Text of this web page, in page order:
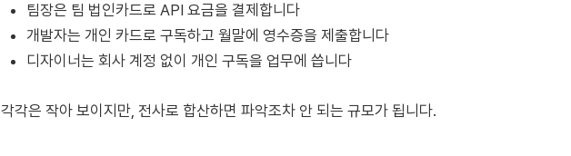
팀장은 팀 법인카드로 API 요금을 결제합니다
개발자는 개인 카드로 구독하고 월말에 영수증을 제출합니다
디자이너는 회사 계정 없이 개인 구독을 업무에 씁니다
각각은 작아 보이지만, 전사로 합산하면 파악조차 안 되는 규모가 됩니다.